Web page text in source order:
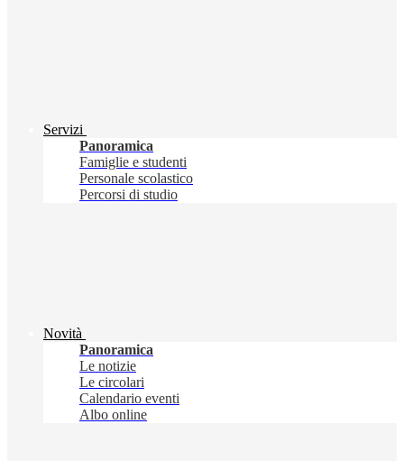
Servizi
Panoramica
Famiglie e studenti
Personale scolastico
Percorsi di studio
Novità
Panoramica
Le notizie
Le circolari
Calendario eventi
Albo online